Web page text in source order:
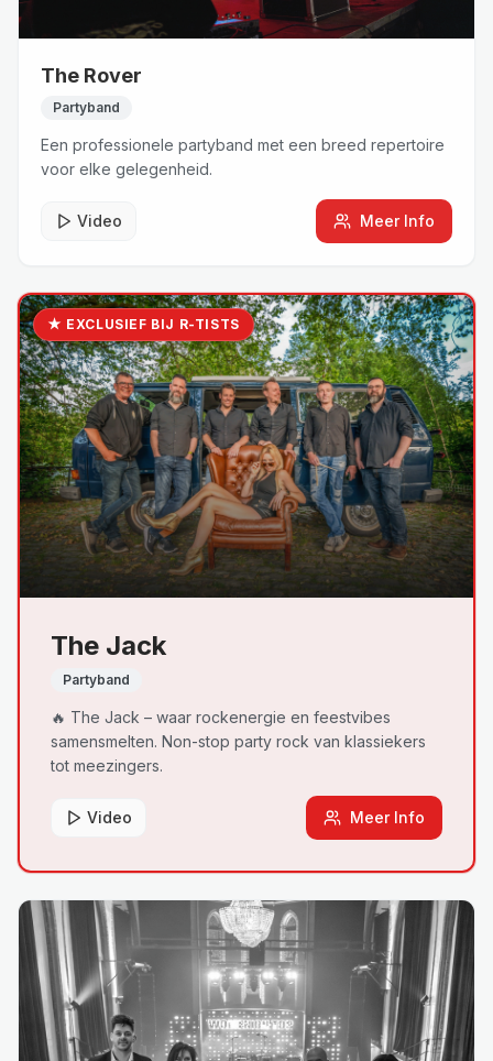
The Rover
Partyband
Een professionele partyband met een breed repertoire
voor elke gelegenheid.
Video Meer Info
★ EXCLUSIEF BIJ R-TISTS
The Jack
Partyband
🔥 The Jack – waar rockenergie en feestvibes
samensmelten. Non-stop party rock van klassiekers
tot meezingers.
Video Meer Info